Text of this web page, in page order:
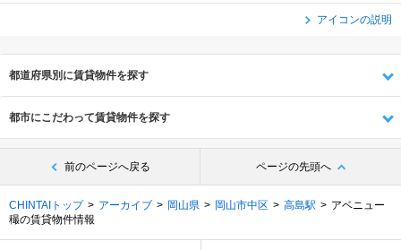
アイコンの説明
都道府県別に賃貸物件を探す
都市にこだわって賃貸物件を探す
前のページへ戻る ページの先頭へ
CHINTAIトップ アーカイブ 岡山県 岡山市中区 高島駅
アベニュー
穝の賃貸物件情報